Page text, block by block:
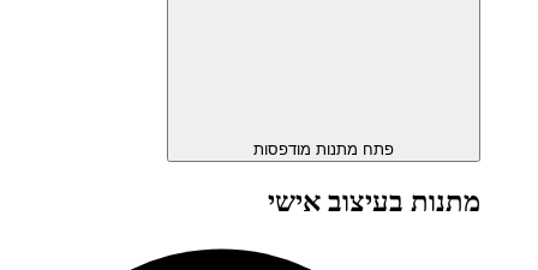
פתח מתנות מודפסות
מתנות בעיצוב אישי